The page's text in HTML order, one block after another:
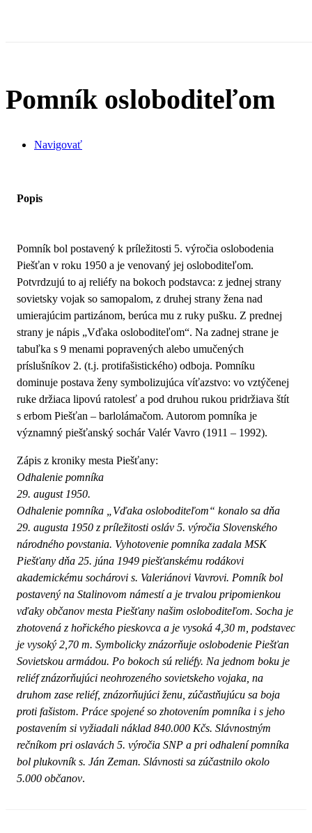
Pomník osloboditeľom
Navigovať
Popis
Pomník bol postavený k príležitosti 5. výročia oslobodenia
Piešťan v roku 1950 a je venovaný jej osloboditeľom.
Potvrdzujú to aj reliéfy na bokoch podstavca: z jednej strany
sovietsky vojak so samopalom, z druhej strany žena nad
umierajúcim partizánom, berúca mu z ruky pušku. Z prednej
strany je nápis „Vďaka osloboditeľom“. Na zadnej strane je
tabuľka s 9 menami popravených alebo umučených
príslušníkov 2. (t.j. protifašistického) odboja. Pomníku
dominuje postava ženy symbolizujúca víťazstvo: vo vztýčenej
ruke držiaca lipovú ratolesť a pod druhou rukou pridržiava štít
s erbom Piešťan – barlolámačom. Autorom pomníka je
významný piešťanský sochár Valér Vavro (1911 – 1992).
Zápis z kroniky mesta Piešťany:
Odhalenie pomníka
29. august 1950.
Odhalenie pomníka „Vďaka osloboditeľom“ konalo sa dňa
29. augusta 1950 z príležitosti osláv 5. výročia Slovenského
národného povstania. Vyhotovenie pomníka zadala MSK
Piešťany dňa 25. júna 1949 piešťanskému rodákovi
akademickému sochárovi s. Valeriánovi Vavrovi. Pomník bol
postavený na Stalinovom námestí a je trvalou pripomienkou
vďaky občanov mesta Piešťany našim osloboditeľom. Socha je
zhotovená z hořického pieskovca a je vysoká 4,30 m, podstavec
je vysoký 2,70 m. Symbolicky znázorňuje oslobodenie Piešťan
Sovietskou armádou. Po bokoch sú reliéfy. Na jednom boku je
reliéf znázorňujúci neohrozeného sovietskeho vojaka, na
druhom zase reliéf, znázorňujúci ženu, zúčastňujúcu sa boja
proti fašistom. Práce spojené so zhotovením pomníka i s jeho
postavením si vyžiadali náklad 840.000 Kčs. Slávnostným
rečníkom pri oslavách 5. výročia SNP a pri odhalení pomníka
bol plukovník s. Ján Zeman. Slávnosti sa zúčastnilo okolo
5.000 občanov.